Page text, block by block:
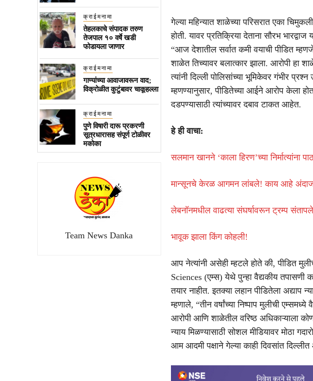
क्राईमनामा
तेहलकाचे संपादक तरुण
तेजपाल १० वर्षे खडी
फोडायला जाणार
क्राईमनामा
गाण्यांच्या आवाजावरून वाद;
विक्रोळीत कुटुंबावर चाकूहल्ला
क्राईमनामा
पुणे विषारी दारू प्रकरणी
सूत्रधारासह संपूर्ण टोळीवर
मकोका
Team News Danka
गेल्या महिन्यात शाळेच्या परिसरात एका
होती. यावर प्रतिक्रिया देताना सौरभ
“आज देशातील सर्वात कमी वयाची पीडित
शाळेत तिच्यावर बलात्कार झाला. आरोपी हा
त्यांनी दिल्ली पोलिसांच्या भूमिकेवर गंभीर
म्हणण्यानुसार, पीडितेच्या आईने आरोप केला
दडपण्यासाठी त्यांच्यावर दबाव टाकत आहेत.
हे ही वाचा:
सलमान खानने ‘काला हिरण’च्या निर्मात्यांना
मान्सूनचे केरळ आगमन लांबले! काय आहे
लेबनॉनमधील वाढत्या संघर्षावरून ट्रम्प संतापले
भावूक झाला किंग कोहली!
आप नेत्यांनी असेही म्हटले होते की, पीडित
Sciences (एम्स) येथे पुन्हा वैद्यकीय तपासणी
तयार नाहीत. इतक्या लहान पीडितेला अद्याप
म्हणाले, “तीन वर्षांच्या निष्पाप मुलीची
आरोपी आणि शाळेतील वरिष्ठ अधिकाऱ्याला
न्याय मिळण्यासाठी सोशल मीडियावर मोठा
आम आदमी पक्षाने गेल्या काही दिवसांत